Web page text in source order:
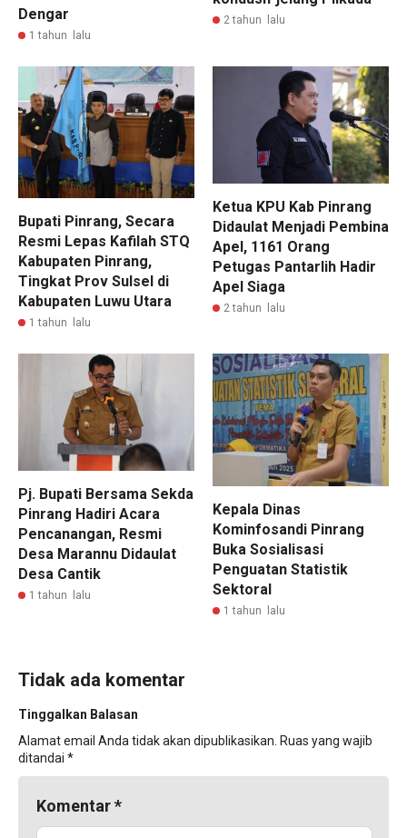
Dengar
1 tahun lalu
2 tahun lalu
Bupati Pinrang, Secara
Resmi Lepas Kafilah STQ
Kabupaten Pinrang,
Tingkat Prov Sulsel di
Kabupaten Luwu Utara
1 tahun lalu
Ketua KPU Kab Pinrang
Didaulat Menjadi Pembina
Apel, 1161 Orang
Petugas Pantarlih Hadir
Apel Siaga
2 tahun lalu
Pj. Bupati Bersama Sekda
Pinrang Hadiri Acara
Pencanangan, Resmi
Desa Marannu Didaulat
Desa Cantik
1 tahun lalu
Kepala Dinas
Kominfosandi Pinrang
Buka Sosialisasi
Penguatan Statistik
Sektoral
1 tahun lalu
Tidak ada komentar
Tinggalkan Balasan
Alamat email Anda tidak akan dipublikasikan. Ruas yang wajib
ditandai *
Komentar*